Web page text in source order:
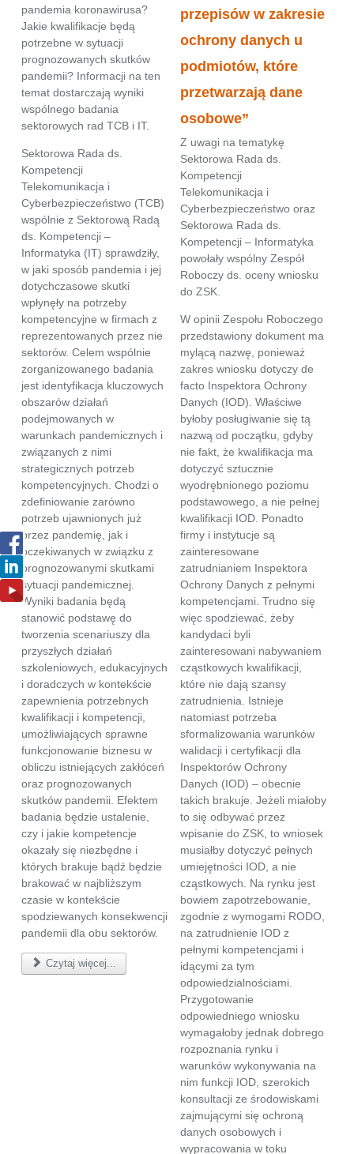
pandemia koronawirusa?
Jakie kwalifikacje będą
potrzebne w sytuacji
prognozowanych skutków
pandemii? Informacji na ten
temat dostarczają wyniki
wspólnego badania
sektorowych rad TCB i IT.
Sektorowa Rada ds.
Kompetencji
Telekomunikacja i
Cyberbezpieczeństwo (TCB)
wspólnie z Sektorową Radą
ds. Kompetencji –
Informatyka (IT) sprawdziły,
w jaki sposób pandemia i jej
dotychczasowe skutki
wpłynęły na potrzeby
kompetencyjne w firmach z
reprezentowanych przez nie
sektorów. Celem wspólnie
zorganizowanego badania
jest identyfikacja kluczowych
obszarów działań
podejmowanych w
warunkach pandemicznych i
związanych z nimi
strategicznych potrzeb
kompetencyjnych. Chodzi o
zdefiniowanie zarówno
potrzeb ujawnionych już
przez pandemię, jak i
oczekiwanych w związku z
prognozowanymi skutkami
sytuacji pandemicznej.
Wyniki badania będą
stanowić podstawę do
tworzenia scenariuszy dla
przyszłych działań
szkoleniowych, edukacyjnych
i doradczych w kontekście
zapewnienia potrzebnych
kwalifikacji i kompetencji,
umożliwiających sprawne
funkcjonowanie biznesu w
obliczu istniejących zakłóceń
oraz prognozowanych
skutków pandemii. Efektem
badania będzie ustalenie,
czy i jakie kompetencje
okazały się niezbędne i
których brakuje bądź będzie
brakować w najbliższym
czasie w kontekście
spodziewanych konsekwencji
pandemii dla obu sektorów.
Czytaj więcej...
przepisów w zakresie
ochrony danych u
podmiotów, które
przetwarzają dane
osobowe”
Z uwagi na tematykę
Sektorowa Rada ds.
Kompetencji
Telekomunikacja i
Cyberbezpieczeństwo oraz
Sektorowa Rada ds.
Kompetencji – Informatyka
powołały wspólny Zespół
Roboczy ds. oceny wniosku
do ZSK.
W opinii Zespołu Roboczego
przedstawiony dokument ma
mylącą nazwę, ponieważ
zakres wniosku dotyczy de
facto Inspektora Ochrony
Danych (IOD). Właściwe
byłoby posługiwanie się tą
nazwą od początku, gdyby
nie fakt, że kwalifikacja ma
dotyczyć sztucznie
wyodrębnionego poziomu
podstawowego, a nie pełnej
kwalifikacji IOD. Ponadto
firmy i instytucje są
zainteresowane
zatrudnianiem Inspektora
Ochrony Danych z pełnymi
kompetencjami. Trudno się
więc spodziewać, żeby
kandydaci byli
zainteresowani nabywaniem
cząstkowych kwalifikacji,
które nie dają szansy
zatrudnienia. Istnieje
natomiast potrzeba
sformalizowania warunków
walidacji i certyfikacji dla
Inspektorów Ochrony
Danych (IOD) – obecnie
takich brakuje. Jeżeli miałoby
to się odbywać przez
wpisanie do ZSK, to wniosek
musiałby dotyczyć pełnych
umiejętności IOD, a nie
cząstkowych. Na rynku jest
bowiem zapotrzebowanie,
zgodnie z wymogami RODO,
na zatrudnienie IOD z
pełnymi kompetencjami i
idącymi za tym
odpowiedzialnościami.
Przygotowanie
odpowiedniego wniosku
wymagałoby jednak dobrego
rozpoznania rynku i
warunków wykonywania na
nim funkcji IOD, szerokich
konsultacji ze środowiskami
zajmującymi się ochroną
danych osobowych i
wypracowania w toku